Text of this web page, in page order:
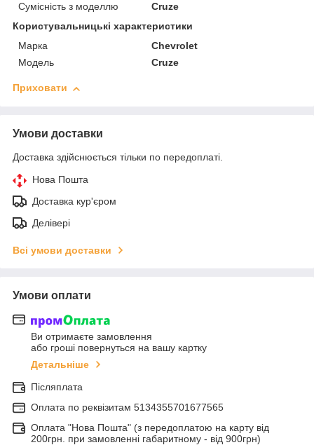
Сумісність з моделлю
Cruze
Користувальницькі характеристики
Марка
Chevrolet
Модель
Cruze
Приховати
Умови доставки
Доставка здійснюється тільки по передоплаті.
Нова Пошта
Доставка кур'єром
Делівері
Всі умови доставки
Умови оплати
Ви отримаєте замовлення
або гроші повернуться на вашу картку
Детальніше
Післяплата
Оплата по реквiзитам 5134355701677565
Оплата "Нова Пошта" (з передоплатою на карту від
200грн. при замовленні габаритному - від 900грн)